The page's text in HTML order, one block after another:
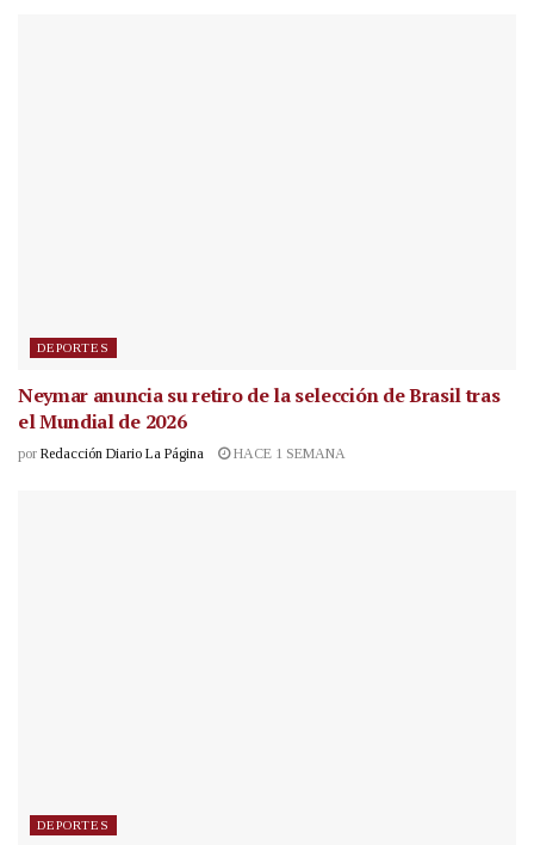
DEPORTES
Neymar anuncia su retiro de la selección de Brasil tras
el Mundial de 2026
por Redacción Diario La Página HACE 1 SEMANA
DEPORTES